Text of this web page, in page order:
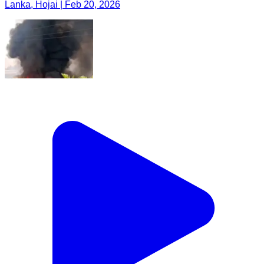
Lanka, Hojai | Feb 20, 2026